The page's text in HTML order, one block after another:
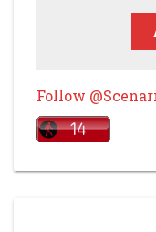
Follow